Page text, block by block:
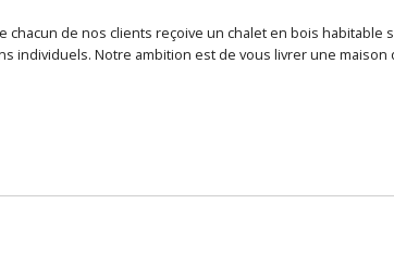
de nos clients reçoive un chalet en bois
individuels. Notre ambition est de vous livrer une